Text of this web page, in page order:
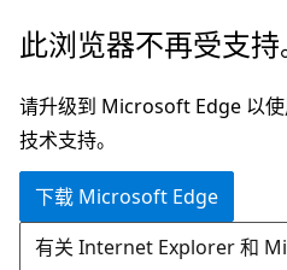
跳
主
要
内
此浏览器不再受支持
请升级到 Microsoft Edge 以
技术支持。
下载 Microsoft Edge
有关 Internet Explorer 和